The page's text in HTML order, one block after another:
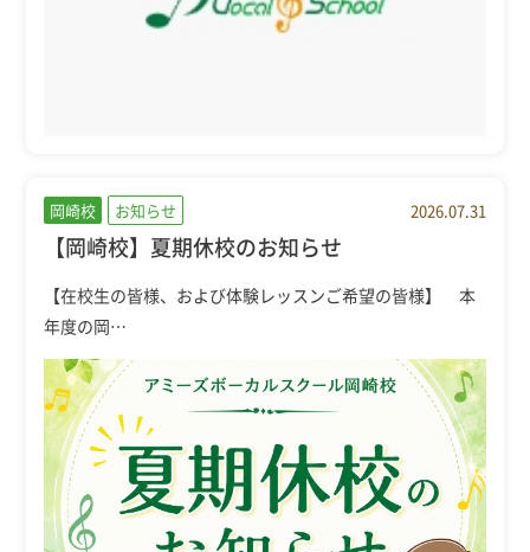
岡崎校 お知らせ 2026.07.31
【岡崎校】夏期休校のお知らせ
【在校生の皆様、および体験レッスンご希望の皆様】 本
年度の岡…